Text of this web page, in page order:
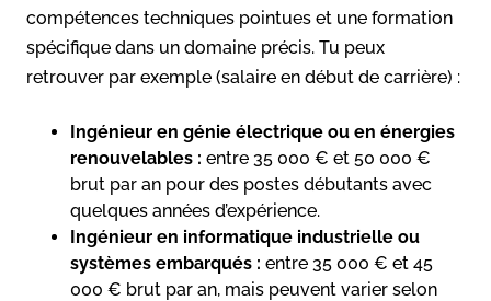
compétences techniques pointues et une formation
spécifique dans un domaine précis. Tu peux
retrouver par exemple (salaire en début de carrière) :
Ingénieur en génie électrique ou en énergies
renouvelables : entre 35 000 € et 50 000 €
brut par an pour des postes débutants avec
quelques années d’expérience.
Ingénieur en informatique industrielle ou
systèmes embarqués : entre 35 000 € et 45
000 € brut par an, mais peuvent varier selon